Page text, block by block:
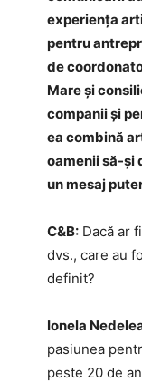
experiența
pentru
de
Mare și
companii și
ea combină
oamenii să-și
un mesaj
C&B: Dacă ar
dvs., care au
definit?
Ionela
pasiunea
peste 20 de